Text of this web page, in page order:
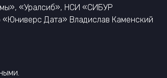
«Уралсиб», НСИ «СИБУР
«Юниверс Дата» Владислав Каменский